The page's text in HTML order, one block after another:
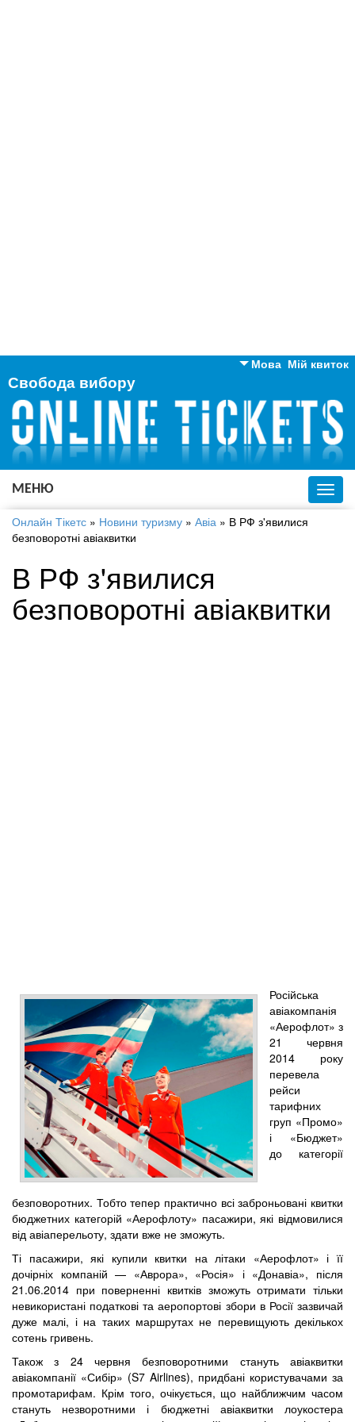
Мій квиток
Мова
Англійська
Російська
Українська
Свобода вибору
МЕНЮ
Онлайн Тікетс » Новини туризму » Авіа » В РФ з'явилися
безповоротні авіаквитки
В РФ з'явилися
безповоротні авіаквитки
Російська
авіакомпанія
«Аерофлот» з
21 червня
2014 року
перевела
рейси
тарифних
груп «Промо»
і «Бюджет»
до категорії
безповоротних. Тобто тепер практично всі заброньовані квитки
бюджетних категорій «Аерофлоту» пасажири, які відмовилися
від авіаперельоту, здати вже не зможуть.
Ті пасажири, які купили квитки на літаки «Аерофлот» і її
дочірніх компаній — «Аврора», «Росія» і «Донавіа», після
21.06.2014 при поверненні квитків зможуть отримати тільки
невикористані податкові та аеропортові збори в Росії зазвичай
дуже малі, і на таких маршрутах не перевищують декількох
сотень гривень.
Також з 24 червня безповоротними стануть авіаквитки
авіакомпанії «Сибір» (S7 Airlines), придбані користувачами за
промотарифам. Крім того, очікується, що найближчим часом
стануть незворотними і бюджетні авіаквитки лоукостера